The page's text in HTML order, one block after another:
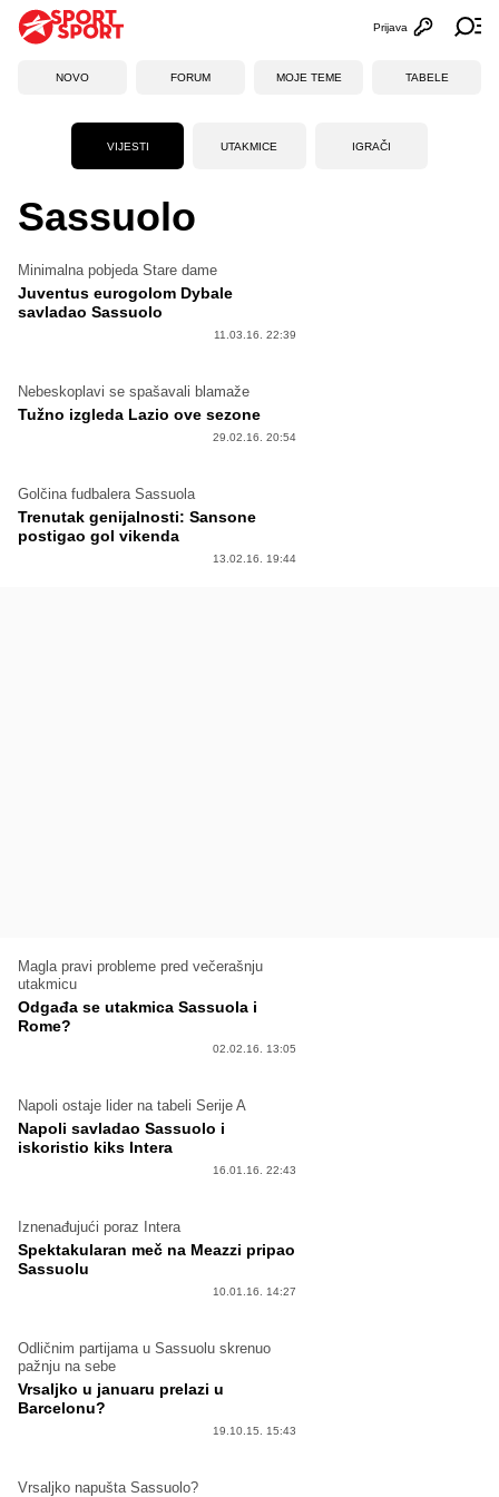
Otvori
Prijava
NOVO FORUM MOJE TEME TABELE
VIJESTI UTAKMICE IGRAČI
Sassuolo
Minimalna pobjeda Stare dame
Juventus eurogolom Dybale
savladao Sassuolo
11.03.16. 22:39
Nebeskoplavi se spašavali blamaže
Tužno izgleda Lazio ove sezone
29.02.16. 20:54
Golčina fudbalera Sassuola
Trenutak genijalnosti: Sansone
postigao gol vikenda
13.02.16. 19:44
Magla pravi probleme pred večerašnju
utakmicu
Odgađa se utakmica Sassuola i
Rome?
02.02.16. 13:05
Napoli ostaje lider na tabeli Serije A
Napoli savladao Sassuolo i
iskoristio kiks Intera
16.01.16. 22:43
Iznenađujući poraz Intera
Spektakularan meč na Meazzi pripao
Sassuolu
10.01.16. 14:27
Odličnim partijama u Sassuolu skrenuo
pažnju na sebe
Vrsaljko u januaru prelazi u
Barcelonu?
19.10.15. 15:43
Vrsaljko napušta Sassuolo?